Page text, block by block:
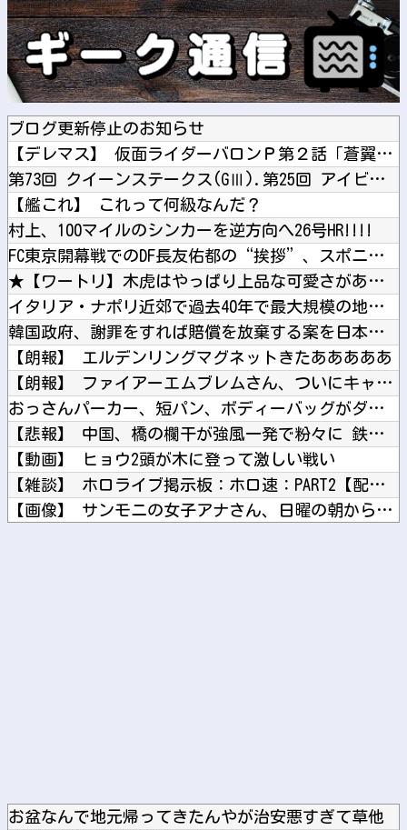
ブログ更新停止のお知らせ
【デレマス】 仮面ライダーバロンＰ第２話「蒼翼の乙女」
第73回 クイーンステークス(GⅢ).第25回 アイビスサマ...
【艦これ】 これって何級なんだ？
村上、100マイルのシンカーを逆方向へ26号HR!!!!
FC東京開幕戦でのDF長友佑都の“挨拶”、スポニチがネタバレ...
★【ワートリ】木虎はやっぱり上品な可愛さがあるな
イタリア・ナポリ近郊で過去40年で最大規模の地震「M4.7」...
韓国政府、謝罪をすれば賠償を放棄する案を日本側に提示するも拒...
【朗報】 エルデンリングマグネットきたあああああ
【朗報】 ファイアーエムブレムさん、ついにキャラ成長率がゲー...
おっさんパーカー、短パン、ボディーバッグがダサい！自分は女だ...
【悲報】 中国、橋の欄干が強風一発で粉々に 鉄筋ゼロ 当局「...
【動画】 ヒョウ2頭が木に登って激しい戦い
【雑談】 ホロライブ掲示板：ホロ速：PART2【配信実況可】
【画像】 サンモニの女子アナさん、日曜の朝から素材を提供して...
お盆なんで地元帰ってきたんやが治安悪すぎて草他